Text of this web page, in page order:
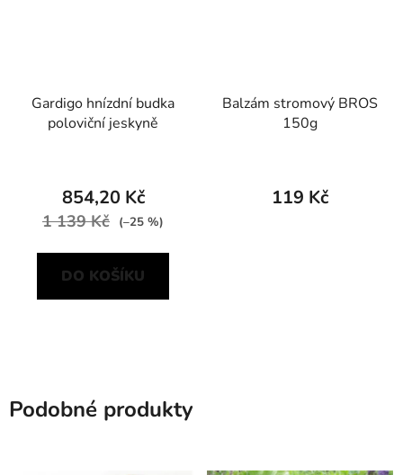
Gardigo hnízdní budka
poloviční jeskyně
854,20 Kč
1 139 Kč (–25 %)
DO KOŠÍKU
Balzám stromový BROS
150g
119 Kč
Podobné produkty